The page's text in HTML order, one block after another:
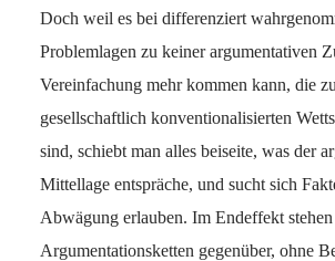
Doch weil es bei differenziert
Problemlagen zu keiner argumentativen
Vereinfachung mehr kommen kann, die
gesellschaftlich konventionalisierten
sind, schiebt man alles beiseite, was der
Mittellage entspräche, und sucht sich
Abwägung erlauben. Im Endeffekt
Argumentationsketten gegenüber, ohne